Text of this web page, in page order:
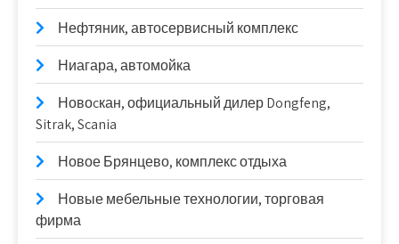
Нефтяник, автосервисный комплекс
Ниагара, автомойка
Новоcкан, официальный дилер Dongfeng,
Sitrak, Scania
Новое Брянцево, комплекс отдыха
Новые мебельные технологии, торговая
фирма